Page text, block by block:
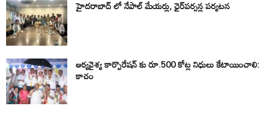
హైదరాబాద్ లో నేపాల్ మేయర్లు, ఛైర్‌పర్సన్ల పర్యటన
ఆర్యవైశ్య కార్పొరేషన్ కు రూ.500 కోట్ల నిధులు కేటాయించాలి:
కాచం